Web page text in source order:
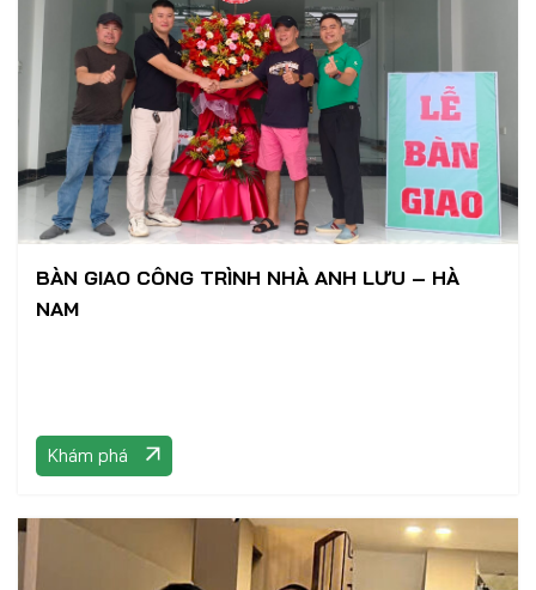
BÀN GIAO CÔNG TRÌNH NHÀ ANH LƯU – HÀ
NAM
Khám phá